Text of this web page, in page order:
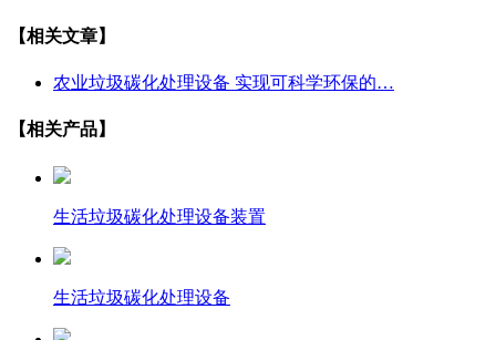
【相关文章】
农业垃圾碳化处理设备 实现可科学环保的…
【相关产品】
生活垃圾碳化处理设备装置
生活垃圾碳化处理设备